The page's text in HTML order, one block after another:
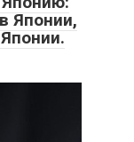
Японии,